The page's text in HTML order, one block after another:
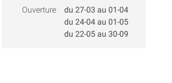
Ouverture
du 27-03 au 01-04
du 24-04 au 01-05
du 22-05 au 30-09